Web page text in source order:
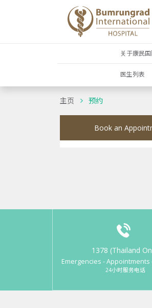
关于康民
医生列表
主页 预约
Book an
1378 (Thailand
Emergencies - Appointments
24小时服务电话